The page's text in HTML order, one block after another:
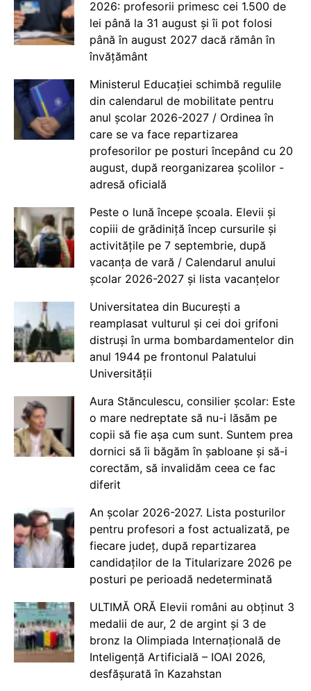
2026: profesorii primesc cei 1.500 de
lei până la 31 august și îi pot folosi
până în august 2027 dacă rămân în
învățământ
Ministerul Educației schimbă regulile
din calendarul de mobilitate pentru
anul școlar 2026-2027 / Ordinea în
care se va face repartizarea
profesorilor pe posturi începând cu 20
august, după reorganizarea școlilor -
adresă oficială
Peste o lună începe școala. Elevii și
copiii de grădiniță încep cursurile și
activitățile pe 7 septembrie, după
vacanța de vară / Calendarul anului
școlar 2026-2027 și lista vacanțelor
Universitatea din București a
reamplasat vulturul și cei doi grifoni
distruși în urma bombardamentelor din
anul 1944 pe frontonul Palatului
Universității
Aura Stănculescu, consilier școlar: Este
o mare nedreptate să nu-i lăsăm pe
copii să fie așa cum sunt. Suntem prea
dornici să îi băgăm în șabloane și să-i
corectăm, să invalidăm ceea ce fac
diferit
An școlar 2026-2027. Lista posturilor
pentru profesori a fost actualizată, pe
fiecare județ, după repartizarea
candidaților de la Titularizare 2026 pe
posturi pe perioadă nedeterminată
ULTIMĂ ORĂ Elevii români au obținut 3
medalii de aur, 2 de argint și 3 de
bronz la Olimpiada Internațională de
Inteligență Artificială – IOAI 2026,
desfășurată în Kazahstan